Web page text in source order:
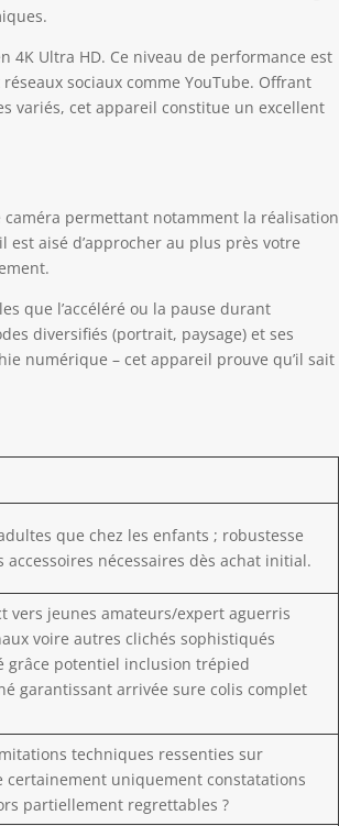
disponible 24h/24 et 7j/7, vous
photographique en toute
avec longue autonomie: Solide et
est fabriqué à partir de
une utilisation durable. Il est livré
et une carte mémoire de 32
et le vlogging. Un cadeau
les fêtes ou toute occasion
veulent débuter dans la
4K Ultra HD. Ce niveau de performance est
sociaux comme YouTube. Offrant
variés, cet appareil constitue un excellent
caméra permettant notamment la réalisation
est aisé d’approcher au plus près votre
que l’accéléré ou la pause durant
diversifiés (portrait, paysage) et ses
numérique – cet appareil prouve qu’il sait
que chez les enfants ; robustesse
nécessaires dès achat initial.
vers jeunes amateurs/expert aguerris
voire autres clichés sophistiqués
grâce potentiel inclusion trépied
garantissant arrivée sure colis complet
techniques ressenties sur
uniquement constatations
partiellement regrettables ?